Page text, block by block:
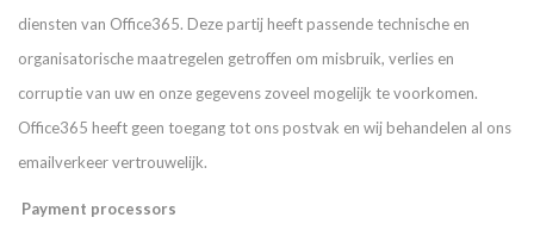
diensten van Office365. Deze partij heeft passende technische en
organisatorische maatregelen getroffen om misbruik, verlies en
corruptie van uw en onze gegevens zoveel mogelijk te voorkomen.
Office365 heeft geen toegang tot ons postvak en wij behandelen al ons
emailverkeer vertrouwelijk.
Payment processors